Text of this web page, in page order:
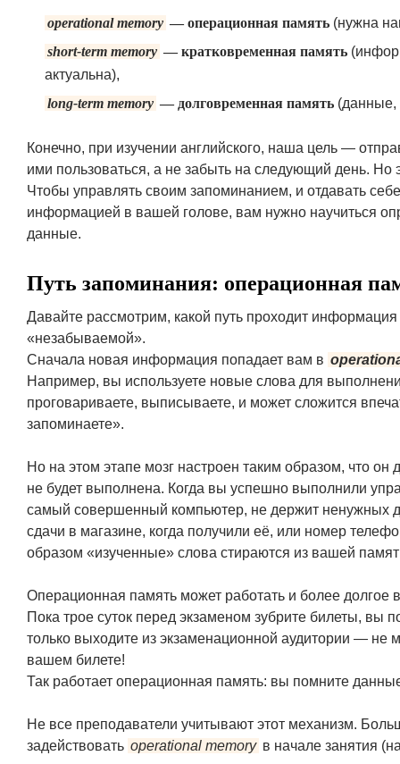
operational memory — операционная память (нужна
short-term memory — кратковременная память
актуальна),
long-term memory — долговременная память (данные,
Конечно, при изучении английского, наша цель —
ими пользоваться, а не забыть на следующий день. Но
Чтобы управлять своим запоминанием, и отдавать
информацией в вашей голове, вам нужно научиться
данные.
Путь запоминания: операционная
Давайте рассмотрим, какой путь проходит
«незабываемой».
Сначала новая информация попадает вам в
Например, вы используете новые слова для
проговариваете, выписываете, и может сложится
запоминаете».
Но на этом этапе мозг настроен таким образом, что
не будет выполнена. Когда вы успешно выполнили
самый совершенный компьютер, не держит ненужных
сдачи в магазине, когда получили её, или номер
образом «изученные» слова стираются из вашей
Операционная память может работать и более
Пока трое суток перед экзаменом зубрите билеты,
только выходите из экзаменационной аудитории —
вашем билете!
Так работает операционная память: вы помните
Не все преподаватели учитывают этот механизм.
задействовать operational memory в начале занятия